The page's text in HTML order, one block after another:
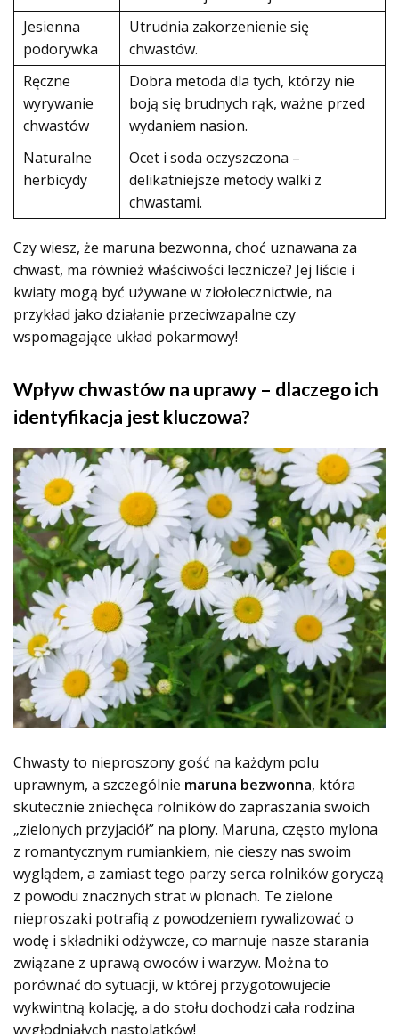
Jesienna
podorywka
Utrudnia zakorzenienie się
chwastów.
Ręczne
wyrywanie
chwastów
Dobra metoda dla tych, którzy nie
boją się brudnych rąk, ważne przed
wydaniem nasion.
Naturalne
herbicydy
Ocet i soda oczyszczona –
delikatniejsze metody walki z
chwastami.
Czy wiesz, że maruna bezwonna, choć uznawana za
chwast, ma również właściwości lecznicze? Jej liście i
kwiaty mogą być używane w ziołolecznictwie, na
przykład jako działanie przeciwzapalne czy
wspomagające układ pokarmowy!
Wpływ chwastów na uprawy – dlaczego ich
identyfikacja jest kluczowa?
Chwasty to nieproszony gość na każdym polu
uprawnym, a szczególnie maruna bezwonna, która
skutecznie zniechęca rolników do zapraszania swoich
„zielonych przyjaciół” na plony. Maruna, często mylona
z romantycznym rumiankiem, nie cieszy nas swoim
wyglądem, a zamiast tego parzy serca rolników goryczą
z powodu znacznych strat w plonach. Te zielone
nieproszaki potrafią z powodzeniem rywalizować o
wodę i składniki odżywcze, co marnuje nasze starania
związane z uprawą owoców i warzyw. Można to
porównać do sytuacji, w której przygotowujecie
wykwintną kolację, a do stołu dochodzi cała rodzina
wygłodniałych nastolatków!